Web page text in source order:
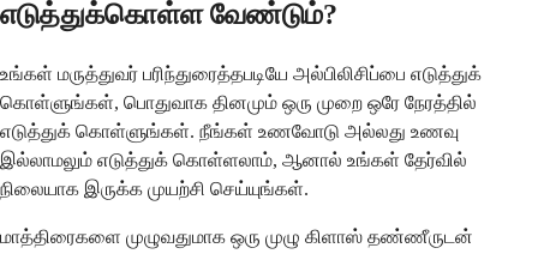
எடுத்துக்கொள்ள வேண்டும்?
உங்கள் மருத்துவர் பரிந்துரைத்தபடியே அல்பிலிசிப்பை எடுத்துக்
கொள்ளுங்கள், பொதுவாக தினமும் ஒரு முறை ஒரே நேரத்தில்
எடுத்துக் கொள்ளுங்கள். நீங்கள் உணவோடு அல்லது உணவு
இல்லாமலும் எடுத்துக் கொள்ளலாம், ஆனால் உங்கள் தேர்வில்
நிலையாக இருக்க முயற்சி செய்யுங்கள்.
மாத்திரைகளை முழுவதுமாக ஒரு முழு கிளாஸ் தண்ணீருடன்